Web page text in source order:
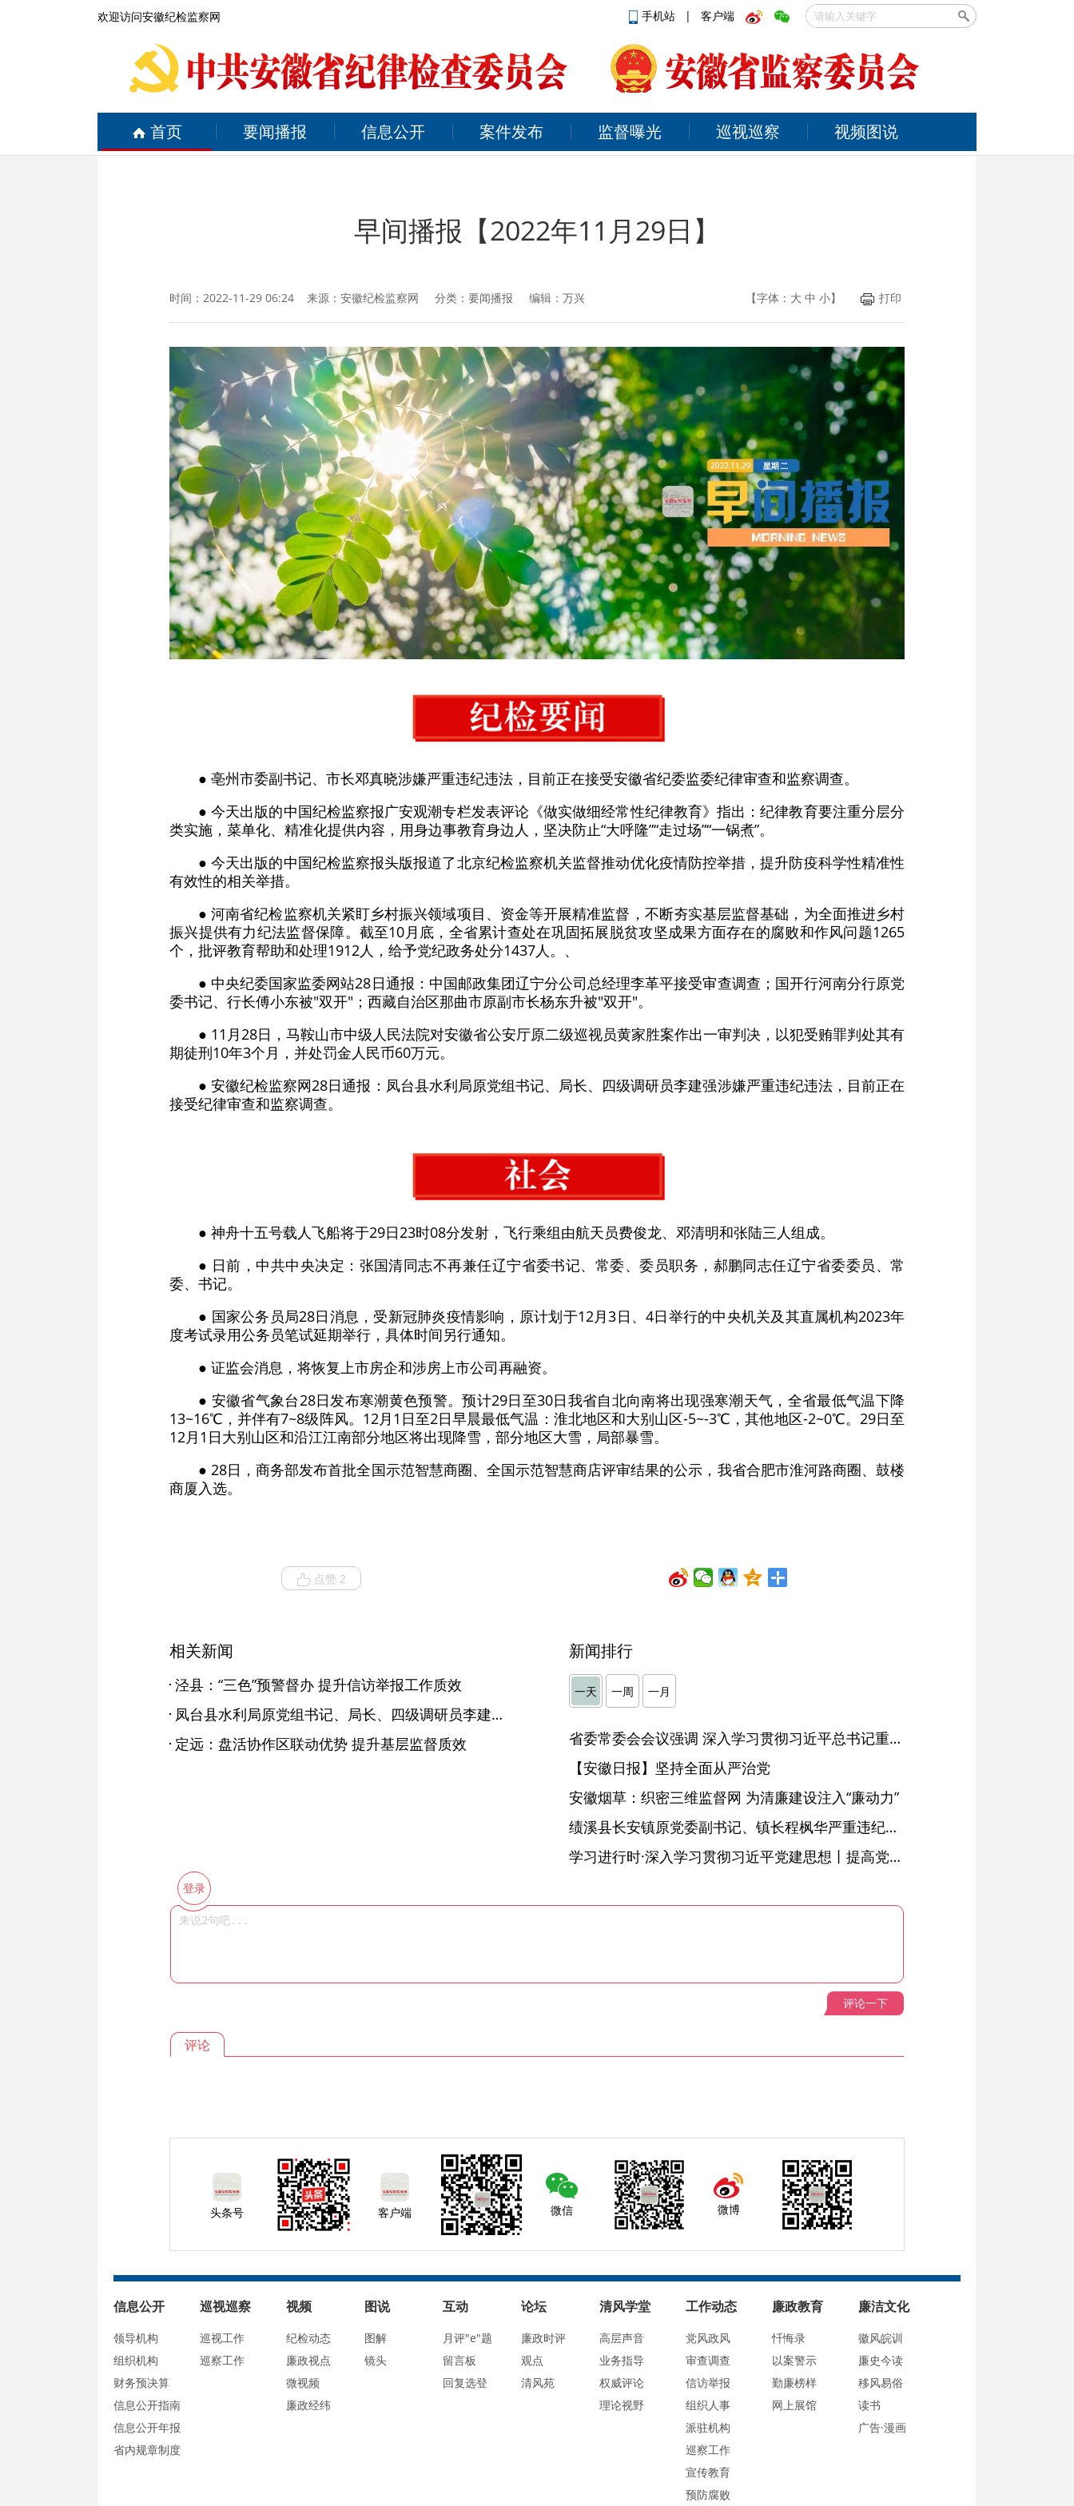
欢迎访问安徽纪检监察网 手机站 | 客户端
首页 要闻播报 信息公开 案件发布 监督曝光 巡视巡察 视频图说
早间播报【2022年11月29日】
时间：2022-11-29 06:24 来源： 安徽纪检监察网 分类：要闻播报 编辑：万兴 【字体： 大 中 小】 打印
● 亳州市委副书记、市长邓真晓涉嫌严重违纪违法，目前正在接受安徽省纪委监委纪律审查和监察调查。
● 今天出版的中国纪检监察报广安观潮专栏发表评论《做实做细经常性纪律教育》指出：纪律教育要注重分层分
类实施，菜单化、精准化提供内容，用身边事教育身边人，坚决防止“大呼隆”“走过场”“一锅煮”。
● 今天出版的中国纪检监察报头版报道了北京纪检监察机关监督推动优化疫情防控举措，提升防疫科学性精准性
有效性的相关举措。
● 河南省纪检监察机关紧盯乡村振兴领域项目、资金等开展精准监督，不断夯实基层监督基础，为全面推进乡村
振兴提供有力纪法监督保障。截至10月底，全省累计查处在巩固拓展脱贫攻坚成果方面存在的腐败和作风问题1265
个，批评教育帮助和处理1912人，给予党纪政务处分1437人。、
● 中央纪委国家监委网站28日通报：中国邮政集团辽宁分公司总经理李革平接受审查调查；国开行河南分行原党
委书记、行长傅小东被"双开"；西藏自治区那曲市原副市长杨东升被"双开"。
● 11月28日，马鞍山市中级人民法院对安徽省公安厅原二级巡视员黄家胜案作出一审判决，以犯受贿罪判处其有
期徒刑10年3个月，并处罚金人民币60万元。
● 安徽纪检监察网28日通报：凤台县水利局原党组书记、局长、四级调研员李建强涉嫌严重违纪违法，目前正在
接受纪律审查和监察调查。
● 神舟十五号载人飞船将于29日23时08分发射，飞行乘组由航天员费俊龙、邓清明和张陆三人组成。
● 日前，中共中央决定：张国清同志不再兼任辽宁省委书记、常委、委员职务，郝鹏同志任辽宁省委委员、常
委、书记。
● 国家公务员局28日消息，受新冠肺炎疫情影响，原计划于12月3日、4日举行的中央机关及其直属机构2023年
度考试录用公务员笔试延期举行，具体时间另行通知。
● 证监会消息，将恢复上市房企和涉房上市公司再融资。
● 安徽省气象台28日发布寒潮黄色预警。预计29日至30日我省自北向南将出现强寒潮天气，全省最低气温下降
13~16℃，并伴有7~8级阵风。12月1日至2日早晨最低气温：淮北地区和大别山区-5~-3℃，其他地区-2~0℃。29日至
12月1日大别山区和沿江江南部分地区将出现降雪，部分地区大雪，局部暴雪。
● 28日，商务部发布首批全国示范智慧商圈、全国示范智慧商店评审结果的公示，我省合肥市淮河路商圈、鼓楼
商厦入选。
点赞 2
相关新闻
泾县：“三色”预警督办 提升信访举报工作质效
凤台县水利局原党组书记、局长、四级调研员李建强接受纪律审查和监察调查
定远：盘活协作区联动优势 提升基层监督质效
新闻排行
一天 一周 一月
省委常委会会议强调 深入学习贯彻习近平总书记重要讲话精神 以高质量党建引领高质量发展 梁言顺主持并讲话
【安徽日报】坚持全面从严治党
安徽烟草：织密三维监督网 为清廉建设注入“廉动力”
绩溪县长安镇原党委副书记、镇长程枫华严重违纪违法被开除党籍和公职
学习进行时·深入学习贯彻习近平党建思想丨提高党的战斗力的法宝
登录
评论一下
评论
头条号 客户端 微信 微博
信息公开
领导机构
组织机构
财务预决算
信息公开指南
信息公开年报
省内规章制度
巡视巡察
巡视工作
巡察工作
视频
纪检动态
廉政视点
微视频
廉政经纬
图说
图解
镜头
互动
月评"e"题
留言板
回复选登
论坛
廉政时评
观点
清风苑
清风学堂
高层声音
业务指导
权威评论
理论视野
工作动态
党风政风
审查调查
信访举报
组织人事
派驻机构
巡察工作
宣传教育
预防腐败
廉政教育
忏悔录
以案警示
勤廉榜样
网上展馆
廉洁文化
徽风皖训
廉史今读
移风易俗
读书
广告·漫画